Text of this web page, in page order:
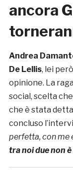
ancora
Andrea
De Lellis, lei
opinione. La
social, scelta
che è stata
concluso
perfetta, con me
tra noi due non